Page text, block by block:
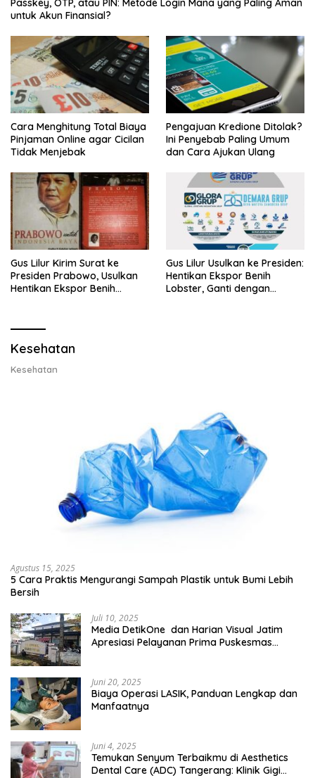
untuk Akun Finansial?
Cara Menghitung Total Biaya
Pinjaman Online agar Cicilan
Tidak Menjebak
Pengajuan Kredione Ditolak?
Ini Penyebab Paling Umum
dan Cara Ajukan Ulang
Gus Lilur Kirim Surat ke
Presiden Prabowo, Usulkan
Hentikan Ekspor Benih
Gus Lilur Usulkan ke Presiden:
Hentikan Ekspor Benih
Lobster, Ganti dengan
Kesehatan
Kesehatan
Agustus 15, 2025
5 Cara Praktis Mengurangi Sampah Plastik untuk Bumi Lebih
Bersih
Juli 10, 2025
Media DetikOne dan Harian Visual Jatim
Apresiasi Pelayanan Prima Puskesmas
Juni 20, 2025
Biaya Operasi LASIK, Panduan Lengkap dan
Manfaatnya
Juni 4, 2025
Temukan Senyum Terbaikmu di Aesthetics
Dental Care (ADC) Tangerang: Klinik Gigi